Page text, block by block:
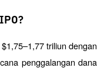
triliun dengan
penggalangan dana